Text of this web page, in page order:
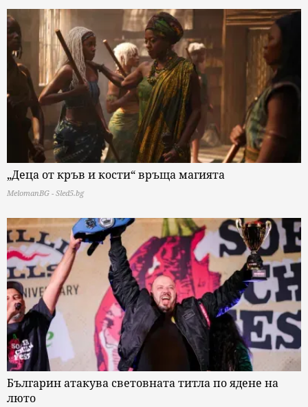
„Деца от кръв и кости“ връща магията
MelomanBG - Sled5.bg
Българин атакува световната титла по ядене на
люто